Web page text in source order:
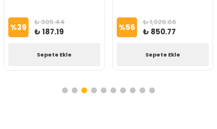
%39 ₺ 305.44
₺ 187.19
Sepete Ekle
%56 ₺ 1,926.06
₺ 850.77
Sepete Ekle